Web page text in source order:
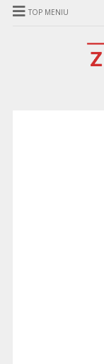
TOP MENIU